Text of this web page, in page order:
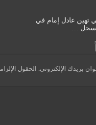
تهين عادل إمام في
…
بريدك الإلكتروني. الحقول